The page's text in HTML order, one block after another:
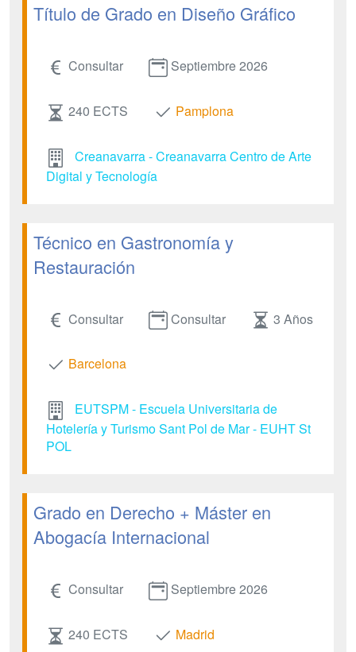
Título de Grado en Diseño Gráfico
Consultar Septiembre 2026
240 ECTS Pamplona
Creanavarra - Creanavarra Centro de Arte
Digital y Tecnología
Técnico en Gastronomía y
Restauración
Consultar Consultar 3 Años
Barcelona
EUTSPM - Escuela Universitaria de
Hotelería y Turismo Sant Pol de Mar - EUHT St
POL
Grado en Derecho + Máster en
Abogacía Internacional
Consultar Septiembre 2026
240 ECTS Madrid